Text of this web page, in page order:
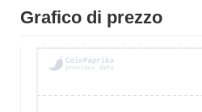
Grafico di prezzo